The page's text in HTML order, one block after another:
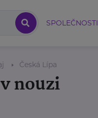
SPOLEČNOSTI
Česká Lípa
nouzi